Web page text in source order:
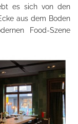
es sich von den
aus dem Boden
Food-Szene